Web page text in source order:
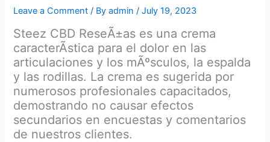
Leave a Comment / Byadmin/July 19, 2023
Steez CBD ReseÃ±as es una crema
caracterÃ­stica para el dolor en las
articulaciones y los mÃºsculos, la espalda
y las rodillas. La crema es sugerida por
numerosos profesionales capacitados,
demostrando no causar efectos
secundarios en encuestas y comentarios
de nuestros clientes.